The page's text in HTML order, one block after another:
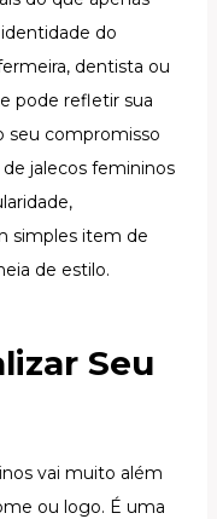
do
dentista ou
pode refletir sua
seu compromisso
jalecos femininos
simples item de
de estilo.
Seu
vai muito além
ou logo. É uma